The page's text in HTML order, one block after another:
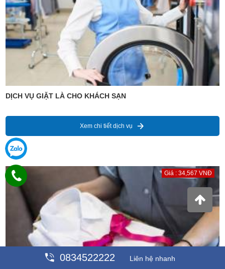
DỊCH VỤ GIẶT LÀ CHO KHÁCH SẠN
Xem chi tiết dịch vụ
Giá : 34,567 VNĐ
0834522222 Liên hệ nhanh